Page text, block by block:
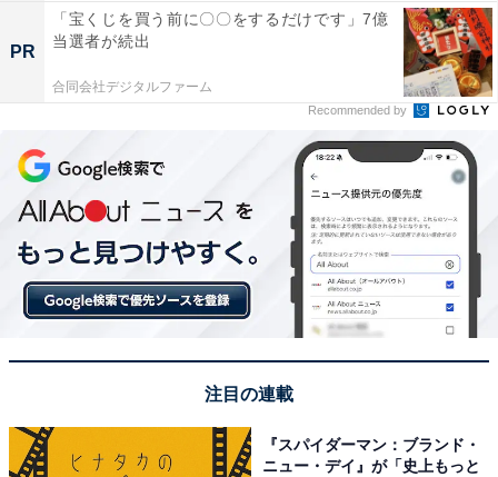
PR
「宝くじを買う前に〇〇をするだけです」7億
当選者が続出
合同会社デジタルファーム
Recommended by
注目の連載
『スパイダーマン：ブランド・
ニュー・デイ』が「史上もっと